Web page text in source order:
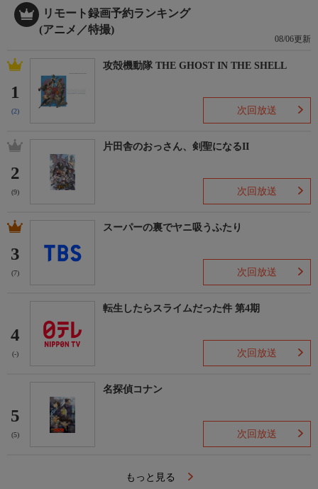
リモート録画予約ランキング
(アニメ／特撮)
08/06更新
1
(2)
攻殻機動隊 THE GHOST IN THE SHELL
次回放送
2
(9)
片田舎のおっさん、剣聖になるII
次回放送
3
(7)
スーパーの裏でヤニ吸うふたり
次回放送
4
(-)
転生したらスライムだった件 第4期
次回放送
5
(5)
名探偵コナン
次回放送
もっと見る